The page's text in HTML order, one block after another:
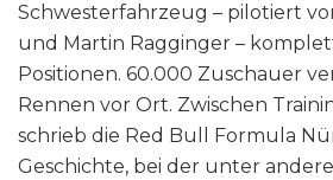
Schwesterfahrzeug – pilotiert
und Martin Ragginger –
Positionen. 60.000 Zuschauer
Rennen vor Ort. Zwischen
schrieb die Red Bull Formula
Geschichte, bei der unter